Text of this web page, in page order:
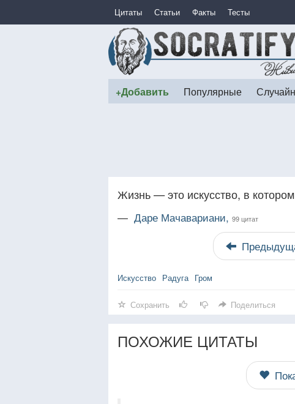
Цитаты Статьи Факты Тесты
+Добавить Популярные
Жизнь — это искусство, в
— Даре Мачавариани, 99 цитат
Искусство Радуга Гром
Сохранить Поделиться
ПОХОЖИЕ ЦИТАТЫ